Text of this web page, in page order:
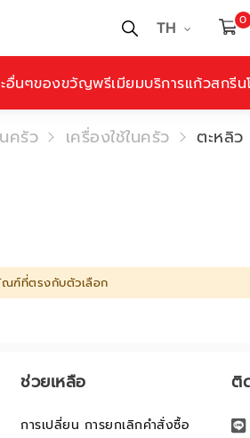
TH 0
อื่นๆของขวัญพรีเมียมบริการแก้วสกรีน
ครัว เครื่องใช้ในครัว ตะหลิว
ณฑ์ที่ตรงกับตัวเลือก
ช่วยเหลือ
การเปลี่ยน การยกเลิกคำสั่งซื้อ
ติ